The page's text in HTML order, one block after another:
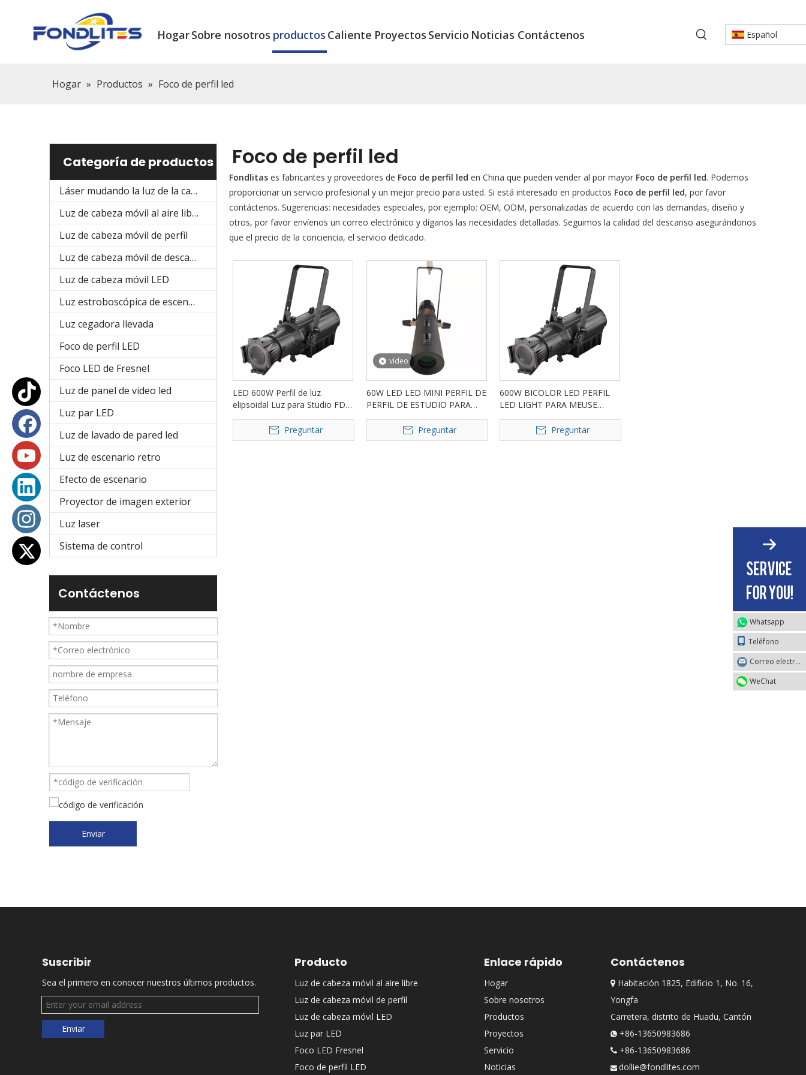
HogarSobre nosotros productos Caliente Proyectos Servicio Noticias Contáctenos Español
Hogar » Productos » Foco de perfil led
Categoría de productos
Láser mudando la luz de la cabeza
Luz de cabeza móvil al aire libre
Luz de cabeza móvil de perfil
Luz de cabeza móvil de descarga
Luz de cabeza móvil LED
Luz estroboscópica de escenario
Luz cegadora llevada
Foco de perfil LED
Foco LED de Fresnel
Luz de panel de video led
Luz par LED
Luz de lavado de pared led
Luz de escenario retro
Efecto de escenario
Proyector de imagen exterior
Luz laser
Sistema de control
Contáctenos
Enviar
Foco de perfil led
Fondlitas es fabricantes y proveedores de Foco de perfil led en China que pueden vender al por mayor Foco de perfil led. Podemos
proporcionar un servicio profesional y un mejor precio para usted. Si está interesado en productos Foco de perfil led, por favor
contáctenos. Sugerencias: necesidades especiales, por ejemplo: OEM, ODM, personalizadas de acuerdo con las demandas, diseño y
otros, por favor envíenos un correo electrónico y díganos las necesidades detalladas. Seguimos la calidad del descanso asegurándonos
que el precio de la conciencia, el servicio dedicado.
LED 600W Perfil de luz
elipsoidal Luz para Studio FD-
Preguntar
vídeo
60W LED LED MINI PERFIL DE
PERFIL DE ESTUDIO PARA
Preguntar
600W BICOLOR LED PERFIL
LED LIGHT PARA MEUSE
Preguntar
Suscribir
Sea el primero en conocer nuestros últimos productos.
Enviar
Whatsapp
Teléfono
Correo electrónico
WeChat
Producto
Luz de cabeza móvil al aire libre
Luz de cabeza móvil de perfil
Luz de cabeza móvil LED
Luz par LED
Foco LED Fresnel
Foco de perfil LED
Enlace rápido
Hogar
Sobre nosotros
Productos
Proyectos
Servicio
Noticias
Contáctenos
Habitación 1825, Edificio 1, No. 16,
Yongfa
Carretera, distrito de Huadu, Cantón
+86-13650983686
+86-13650983686
 dollie@fondlites.com